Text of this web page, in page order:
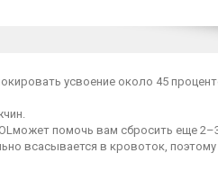
усвоение около 45
помочь вам сбросить еще
всасывается в кровоток,